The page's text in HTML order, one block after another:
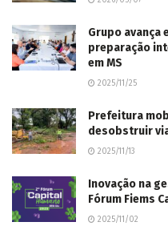
Grupo avança
preparação
em MS
2025/11/25
Prefeitura
desobstruir
2025/11/13
Inovação na
Fórum Fiems
2025/11/02